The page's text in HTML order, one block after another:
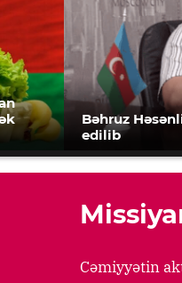
Bəhruz
edilib
Cəmiyyətin